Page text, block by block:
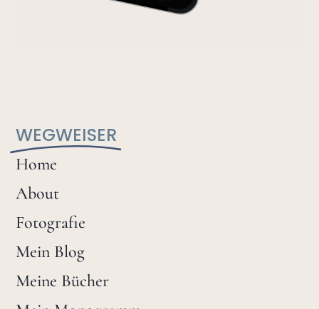
WEGWEISER
Home
About
Fotografie
Mein Blog
Meine Bücher